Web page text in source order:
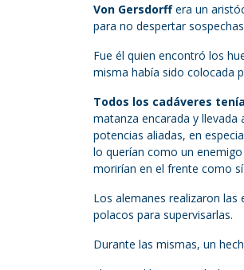
Von Gersdorffera un
para no despertar
Fue él quien encontró los
misma había sido colocada
Todos los cadáveres
matanza encarada y
potencias aliadas, en
lo querían como un
morirían en el frente como
Los alemanes realizaron
polacos para supervisarlas.
Durante las mismas, un